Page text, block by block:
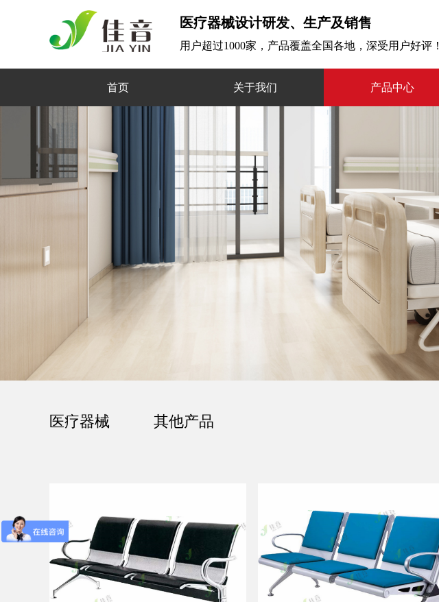
医疗器械设计研发、生产及销售
用户超过1000家，产品覆盖全国各地，深受用户好评！
首页 关于我们 产品中心
医疗器械 其他产品